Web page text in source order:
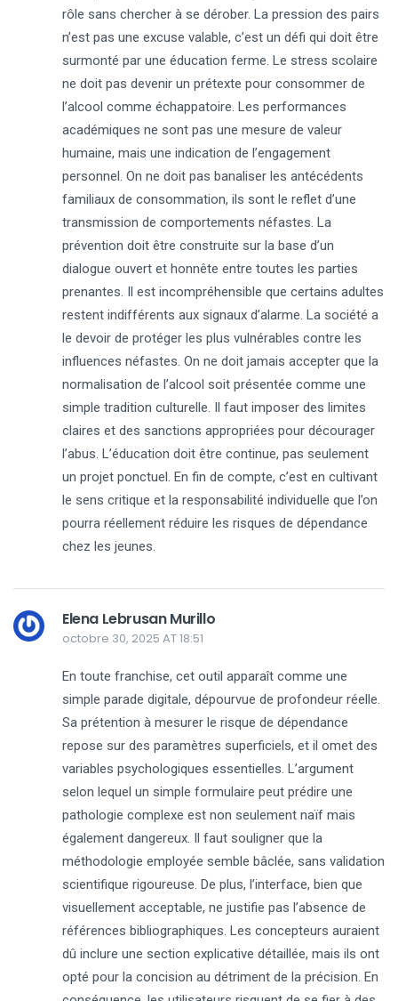
rôle sans chercher à se dérober. La pression des pairs
n’est pas une excuse valable, c’est un défi qui doit être
surmonté par une éducation ferme. Le stress scolaire
ne doit pas devenir un prétexte pour consommer de
l’alcool comme échappatoire. Les performances
académiques ne sont pas une mesure de valeur
humaine, mais une indication de l’engagement
personnel. On ne doit pas banaliser les antécédents
familiaux de consommation, ils sont le reflet d’une
transmission de comportements néfastes. La
prévention doit être construite sur la base d’un
dialogue ouvert et honnête entre toutes les parties
prenantes. Il est incompréhensible que certains adultes
restent indifférents aux signaux d’alarme. La société a
le devoir de protéger les plus vulnérables contre les
influences néfastes. On ne doit jamais accepter que la
normalisation de l’alcool soit présentée comme une
simple tradition culturelle. Il faut imposer des limites
claires et des sanctions appropriées pour décourager
l’abus. L’éducation doit être continue, pas seulement
un projet ponctuel. En fin de compte, c’est en cultivant
le sens critique et la responsabilité individuelle que l’on
pourra réellement réduire les risques de dépendance
chez les jeunes.
Elena Lebrusan Murillo
octobre 30, 2025 AT 18:51
En toute franchise, cet outil apparaît comme une
simple parade digitale, dépourvue de profondeur réelle.
Sa prétention à mesurer le risque de dépendance
repose sur des paramètres superficiels, et il omet des
variables psychologiques essentielles. L’argument
selon lequel un simple formulaire peut prédire une
pathologie complexe est non seulement naïf mais
également dangereux. Il faut souligner que la
méthodologie employée semble bâclée, sans validation
scientifique rigoureuse. De plus, l’interface, bien que
visuellement acceptable, ne justifie pas l’absence de
références bibliographiques. Les concepteurs auraient
dû inclure une section explicative détaillée, mais ils ont
opté pour la concision au détriment de la précision. En